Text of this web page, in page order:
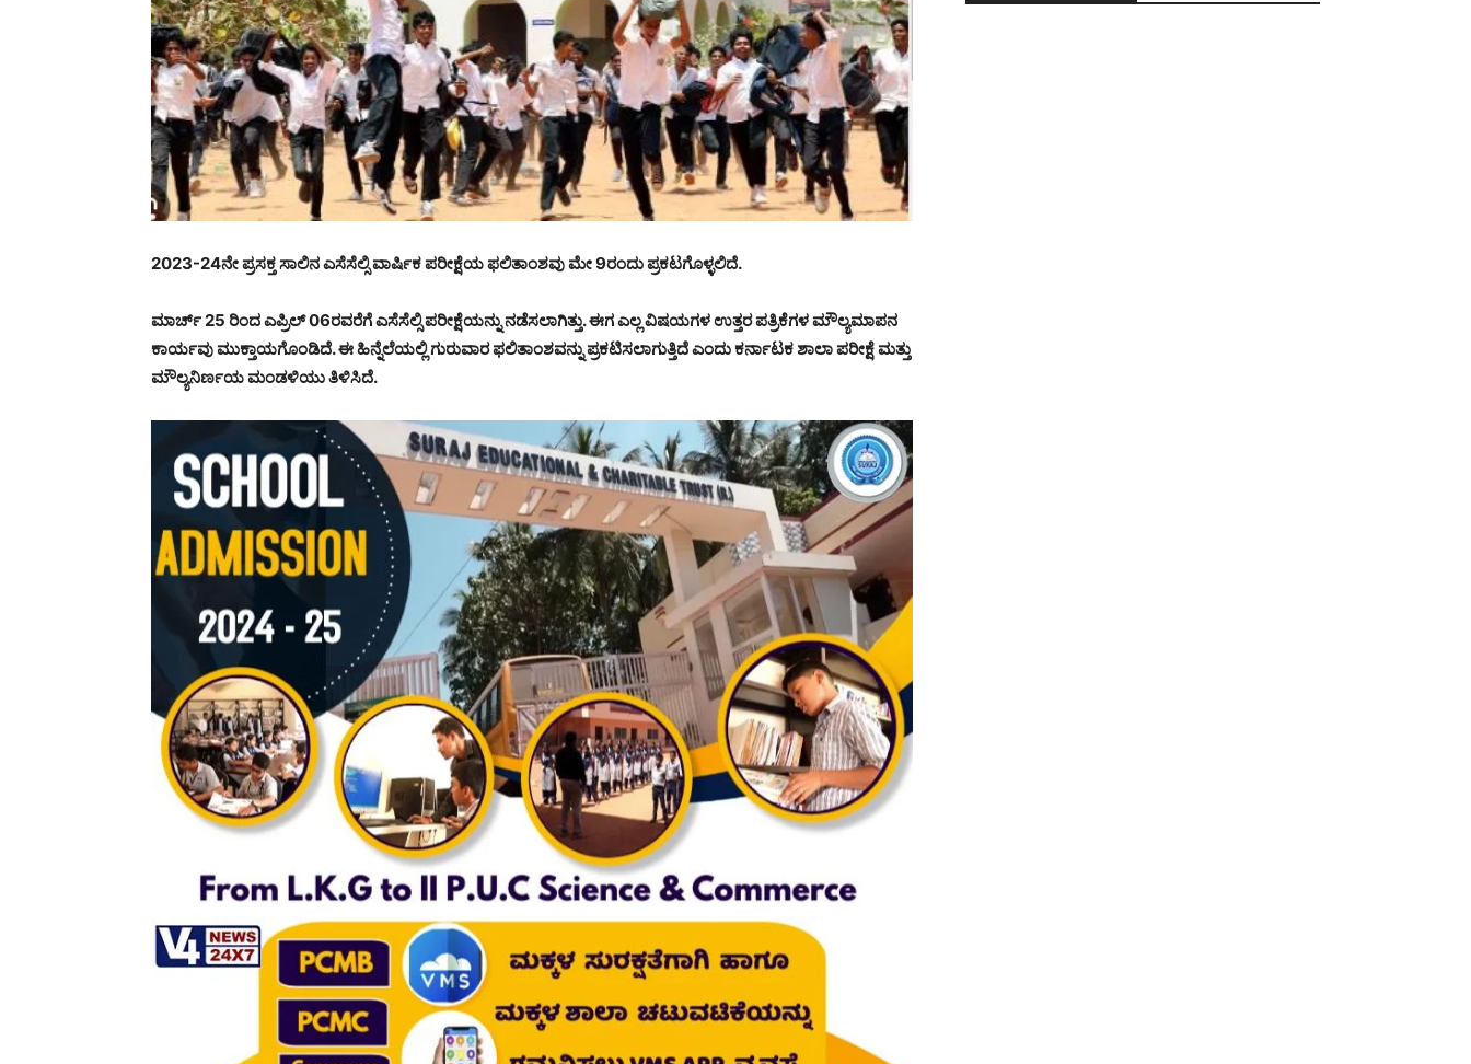
2023-24ನೇ ಪ್ರಸಕ್ತ ಸಾಲಿನ ಎಸೆಸೆಲ್ಸಿ ವಾರ್ಷಿಕ ಪರೀಕ್ಷೆಯ ಫಲಿತಾಂಶವು ಮೇ 9ರಂದು ಪ್ರಕಟಗೊಳ್ಳಲಿದೆ.
ಮಾರ್ಚ್ 25 ರಿಂದ ಎಪ್ರಿಲ್ 06ರವರೆಗೆ ಎಸೆಸೆಲ್ಸಿ ಪರೀಕ್ಷೆಯನ್ನು ನಡೆಸಲಾಗಿತ್ತು. ಈಗ ಎಲ್ಲ ವಿಷಯಗಳ ಉತ್ತರ ಪತ್ರಿಕೆಗಳ ಮೌಲ್ಯಮಾಪನ
ಕಾರ್ಯವು ಮುಕ್ತಾಯಗೊಂಡಿದೆ. ಈ ಹಿನ್ನೆಲೆಯಲ್ಲಿ ಗುರುವಾರ ಫಲಿತಾಂಶವನ್ನು ಪ್ರಕಟಿಸಲಾಗುತ್ತಿದೆ ಎಂದು ಕರ್ನಾಟಕ ಶಾಲಾ ಪರೀಕ್ಷೆ ಮತ್ತು
ಮೌಲ್ಯನಿರ್ಣಯ ಮಂಡಳಿಯು ತಿಳಿಸಿದೆ.